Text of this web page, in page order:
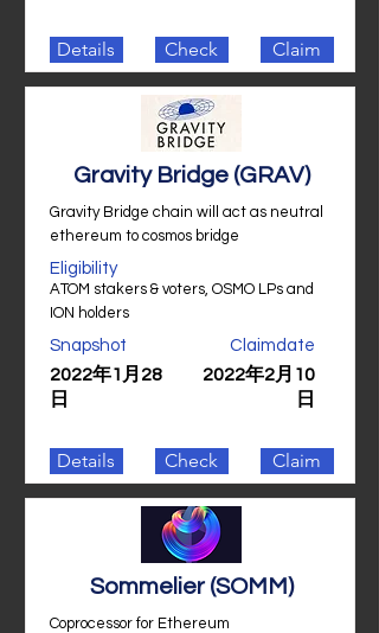
Details Check Claim
Gravity Bridge (GRAV)
Gravity Bridge chain will act as neutral
ethereum to cosmos bridge
Eligibility
ATOM stakers & voters, OSMO LPs and
ION holders
Snapshot
2022年1月28
日
Claimdate
2022年2月10
日
Details Check Claim
Sommelier (SOMM)
Coprocessor for Ethereum